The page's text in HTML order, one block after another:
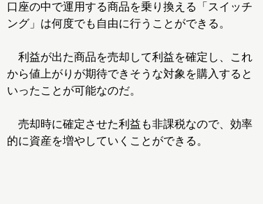
口座の中で運用する商品を乗り換える「スイッチ
ング」は何度でも自由に行うことができる。
利益が出た商品を売却して利益を確定し、これ
から値上がりが期待できそうな対象を購入すると
いったことが可能なのだ。
売却時に確定させた利益も非課税なので、効率
的に資産を増やしていくことができる。